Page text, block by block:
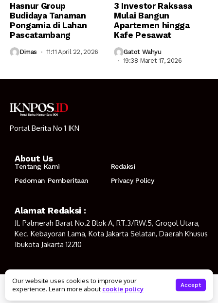
Hasnur Group
Budidaya Tanaman
Pongamia di Lahan
Pascatambang
Dimas 11:11 April 22, 2026
3 Investor Raksasa
Mulai Bangun
Apartemen hingga
Kafe Pesawat
Gatot Wahyu
19:38 Maret 17, 2026
Portal Berita No 1 IKN
About Us
Tentang Kami
Redaksi
Pedoman Pemberitaan
Privacy Policy
Alamat Redaksi :
Jl. Palmerah Barat No.2 Blok A, RT.3/RW.5, Grogol Utara,
Kec. Kebayoran Lama, Kota Jakarta Selatan, Daerah Khusus
Ibukota Jakarta 12210
© Copyright 2023IKNPOS.ID
Tentang Kami Pedoman Pemberitaan
Our website uses cookies to improve your
experience. Learn more about cookie policy Accept